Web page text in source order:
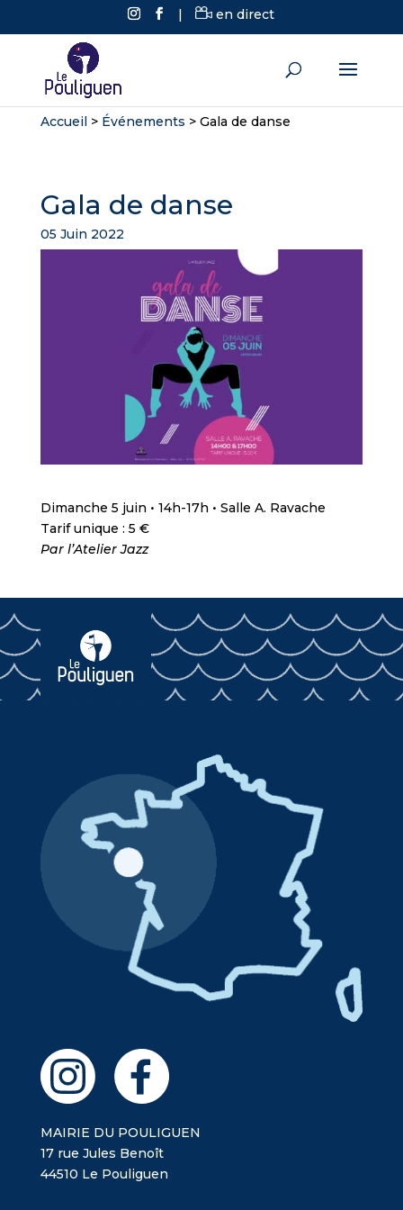
| en direct
Accueil> Événements > Gala de danse
Gala de danse
05 Juin 2022
Dimanche 5 juin • 14h-17h • Salle A. Ravache
Tarif unique : 5 €
Par l’Atelier Jazz
MAIRIE DU POULIGUEN
17 rue Jules Benoît
44510 Le Pouliguen